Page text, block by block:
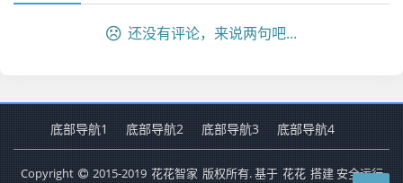
还没有评论，来说两句吧...
底部导航1 底部导航2 底部导航3 底部导航4
Copyright 2015-2019 花花智家 版权所有. 基于 花花 搭建 安全运行